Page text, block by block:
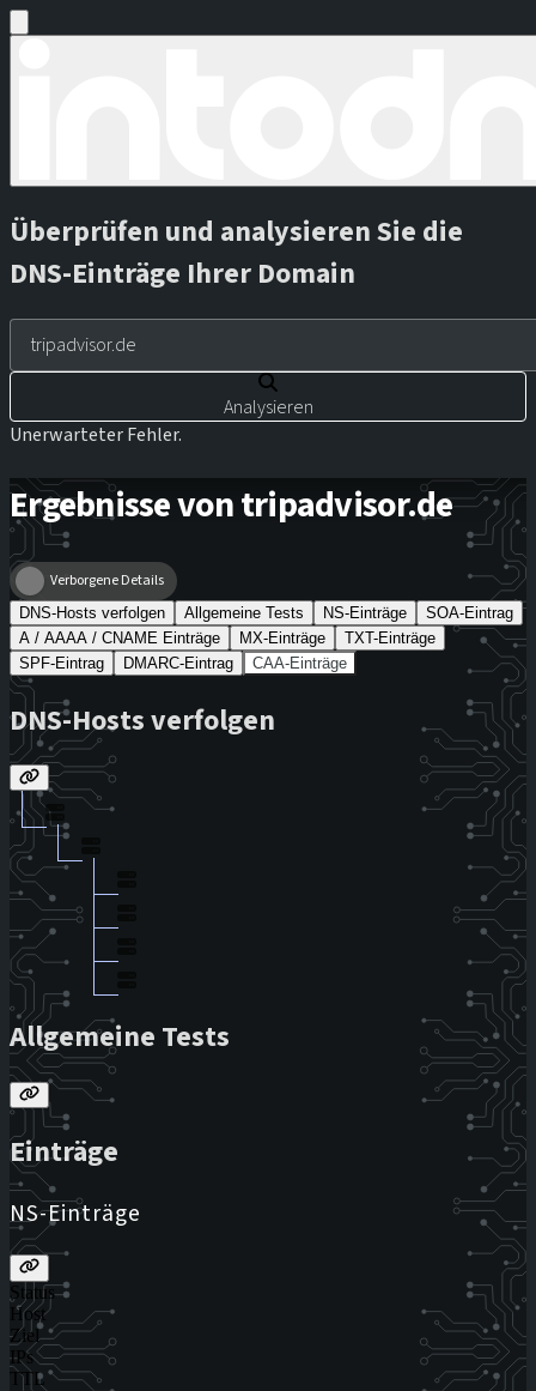
Überprüfen und analysieren Sie die
DNS-Einträge Ihrer Domain
Analysieren
Unerwarteter Fehler.
Ergebnisse von tripadvisor.de
Verborgene Details
DNS-Hosts verfolgen Allgemeine Tests NS-Einträge
SOA-Eintrag
A / AAAA / CNAME Einträge
MX-Einträge
TXT-Einträge
SPF-Eintrag
DMARC-Eintrag CAA-Einträge
DNS-Hosts verfolgen
Allgemeine Tests
Einträge
NS-Einträge
Status
Host
Ziel
IPs
TTL